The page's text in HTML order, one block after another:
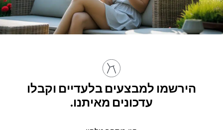
הירשמו למבצעים בלעדיים וקבלו
עדכונים מאיתנו.